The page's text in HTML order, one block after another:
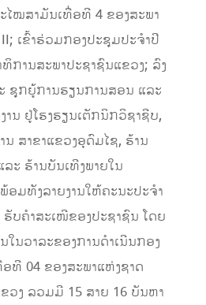
ໄໝສາມັນເທື່ອທີ 4 ຂອງສະພາ
ເຂົ້າຮ່ວມກອງປະຊຸມປະຈຳປີ
ການສະພາປະຊາຊົນແຂວງ; ລົງ
ຊຸກຍູ້ການຮຽນການສອນ ແລະ
ນ ຢູ່ໂຮງຮຽນເຕັກນິກວິຊາຊີບ,
ສາຂາແຂວງອຸດົມໄຊ, ຮ້ານ
ະ ຮ້ານບັນເທີງພາຍໃນ
ອມທັງລາຍງານໃຫ້ຄະນະປະຈໍາ
ບຄໍາສະເໜີຂອງປະຊາຊົນ ໂດຍ
ນວາລະຂອງການດໍາເນີນກອງ
ທີ 04 ຂອງສະພາແຫ່ງຊາດ
ວງ ລວມມີ 15 ສາຍ 16 ບັນຫາ